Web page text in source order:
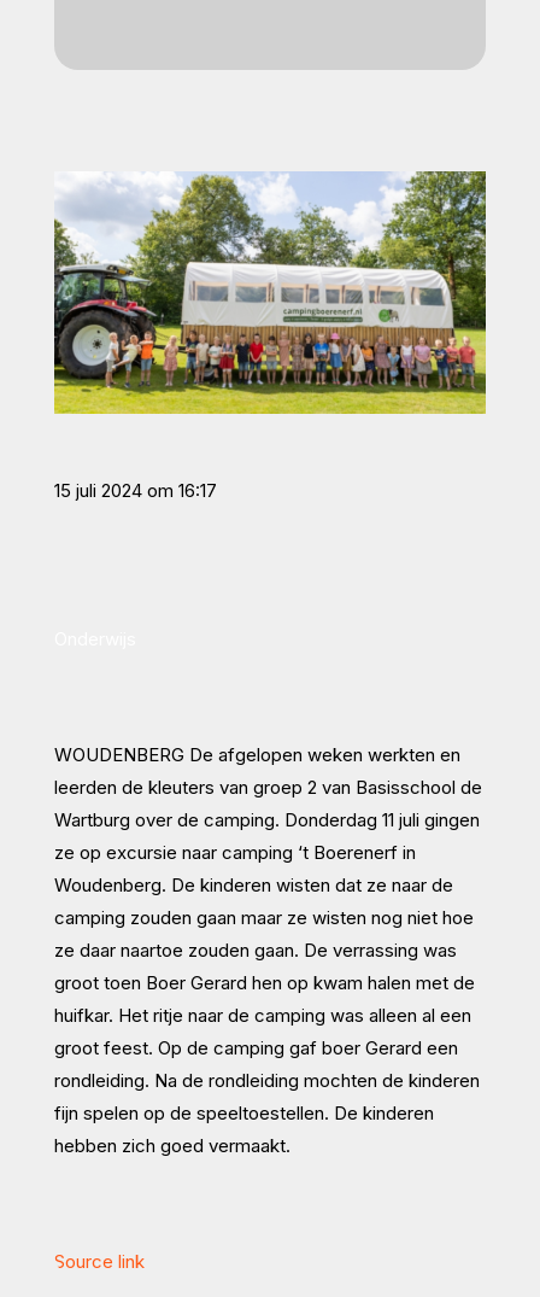
15 juli 2024 om 16:17
WOUDENBERG De afgelopen weken werkten en
leerden de kleuters van groep 2 van Basisschool de
Wartburg over de camping. Donderdag 11 juli gingen
ze op excursie naar camping ‘t Boerenerf in
Woudenberg. De kinderen wisten dat ze naar de
camping zouden gaan maar ze wisten nog niet hoe
ze daar naartoe zouden gaan. De verrassing was
groot toen Boer Gerard hen op kwam halen met de
huifkar. Het ritje naar de camping was alleen al een
groot feest. Op de camping gaf boer Gerard een
rondleiding. Na de rondleiding mochten de kinderen
fijn spelen op de speeltoestellen. De kinderen
hebben zich goed vermaakt.
Source link